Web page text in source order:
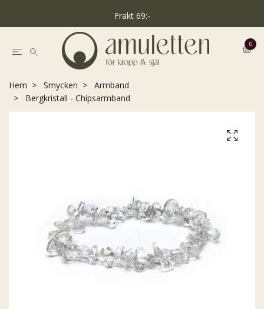
Frakt 69:-
0
Hem Smycken
Armband
Bergkristall - Chipsarmband